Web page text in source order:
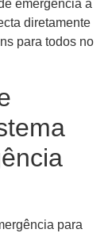
emergência a
diretamente
para todos no
para